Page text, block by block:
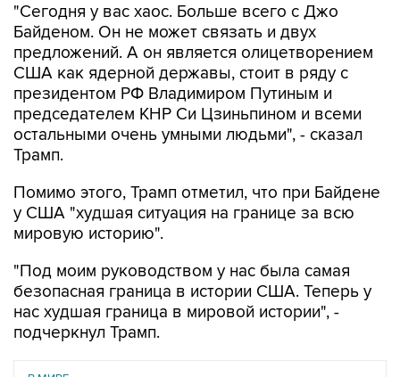
"Сегодня у вас хаос. Больше всего с Джо
Байденом. Он не может связать и двух
предложений. А он является олицетворением
США как ядерной державы, стоит в ряду с
президентом РФ Владимиром Путиным и
председателем КНР Си Цзиньпином и всеми
остальными очень умными людьми", - сказал
Трамп.
Помимо этого, Трамп отметил, что при Байдене
у США "худшая ситуация на границе за всю
мировую историю".
"Под моим руководством у нас была самая
безопасная граница в истории США. Теперь у
нас худшая граница в мировой истории", -
подчеркнул Трамп.